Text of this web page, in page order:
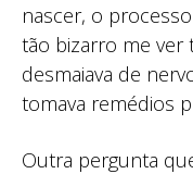
nascer, o
tão bizarro me ver
desmaiava de
tomava remédios
Outra pergunta